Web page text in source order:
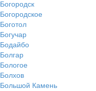
Богородск
Богородское
Боготол
Богучар
Бодайбо
Болгар
Бологое
Болхов
Большой Камень